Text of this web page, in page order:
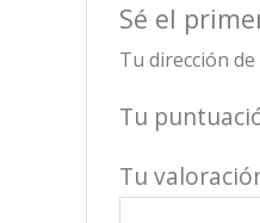
Sé el
Tu dirección
Tu
Tu